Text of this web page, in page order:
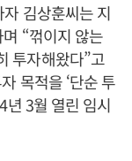
김상훈씨는 지
“꺾이지 않는
투자해왔다”고
목적을 ‘단순 투
년 3월 열린 임시